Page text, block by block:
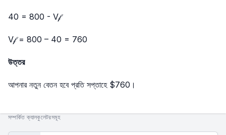
40 = 800 - V𝒻
V𝒻 = 800 – 40 = 760
উত্তর
আপনার নতুন বেতন হবে প্রতি সপ্তাহে $760।
সম্পর্কিত ক্যালকুলেটরসমূহ